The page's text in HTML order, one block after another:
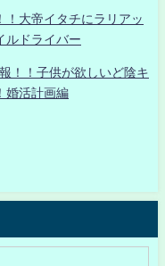
！大帝イタチにラリアッ
ルドライバー
！！子供が欲しいど陰キ
婚活計画編